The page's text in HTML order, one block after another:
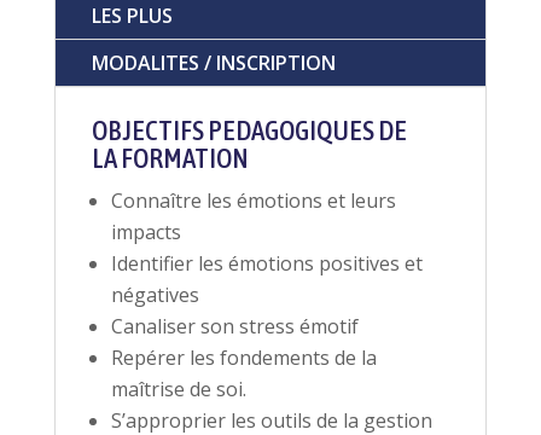
LES PLUS
MODALITES / INSCRIPTION
OBJECTIFS PEDAGOGIQUES DE
LA FORMATION
Connaître les émotions et leurs
impacts
Identifier les émotions positives et
négatives
Canaliser son stress émotif
Repérer les fondements de la
maîtrise de soi.
S’approprier les outils de la gestion